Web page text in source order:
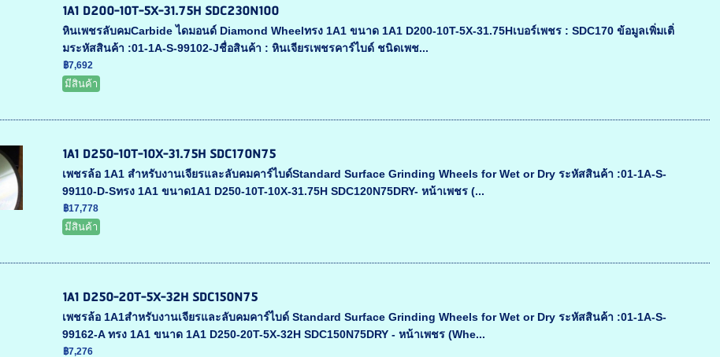
1A1 D200-10T-5X-31.75H SDC230N100
หินเพชรลับคมCarbide ไดมอนด์ Diamond Wheelทรง 1A1 ขนาด 1A1 D200-10T-5X-31.75Hเบอร์เพชร : SDC170 ข้อมูลเพิ่มเติ่
มระหัสสินค้า :01-1A-S-99102-Jชื่อสินค้า : หินเจียรเพชรคาร์ไบด์ ชนิดเพช...
฿7,692
มีสินค้า
1A1 D250-10T-10X-31.75H SDC170N75
เพชรล้อ 1A1 สำหรับงานเจียรและลับคมคาร์ไบด์Standard Surface Grinding Wheels for Wet or Dry ระหัสสินค้า :01-1A-S-
99110-D-Sทรง 1A1 ขนาด1A1 D250-10T-10X-31.75H SDC120N75DRY- หน้าเพชร (...
฿17,778
มีสินค้า
1A1 D250-20T-5X-32H SDC150N75
เพชรล้อ 1A1สำหรับงานเจียรและลับคมคาร์ไบด์ Standard Surface Grinding Wheels for Wet or Dry ระหัสสินค้า :01-1A-S-
99162-A ทรง 1A1 ขนาด 1A1 D250-20T-5X-32H SDC150N75DRY - หน้าเพชร (Whe...
฿7,276